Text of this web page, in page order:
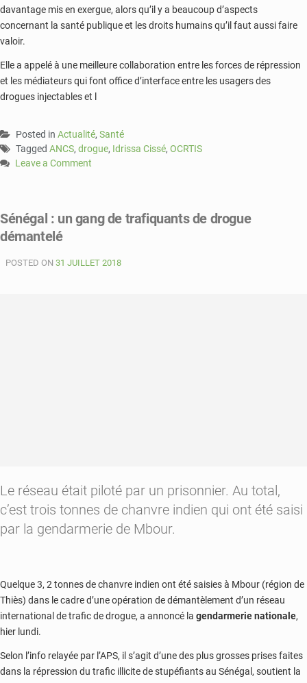
davantage mis en exergue, alors qu’il y a beaucoup d’aspects
concernant la santé publique et les droits humains qu’il faut aussi faire
valoir.
Elle a appelé à une meilleure collaboration entre les forces de répression
et les médiateurs qui font office d’interface entre les usagers des
drogues injectables et l
Posted in Actualité, Santé
Tagged ANCS, drogue, Idrissa Cissé, OCRTIS
Leave a Comment
Idrissa
Cissé
en
Sénégal : un gang de trafiquants de drogue
démantelé
POSTED ON 31 JUILLET 2018
Le réseau était piloté par un prisonnier. Au total,
c’est trois tonnes de chanvre indien qui ont été saisi
par la gendarmerie de Mbour.
Quelque 3, 2 tonnes de chanvre indien ont été saisies à Mbour (région de
Thiès) dans le cadre d’une opération de démantèlement d’un réseau
international de trafic de drogue, a annoncé la gendarmerie nationale,
hier lundi.
Selon l’info relayée par l’APS, il s’agit d’une des plus grosses prises faites
dans la répression du trafic illicite de stupéfiants au Sénégal, soutient la